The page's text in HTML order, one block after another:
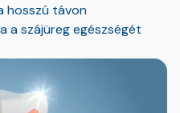
hosszú távon
a szájüreg egészségét